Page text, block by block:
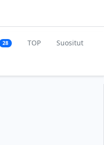
28 TOP Suositut